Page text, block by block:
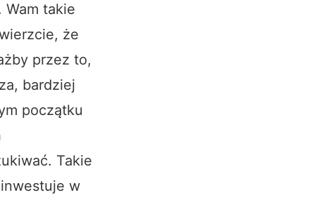
takie
że
przez to,
bardziej
początku
Takie
w